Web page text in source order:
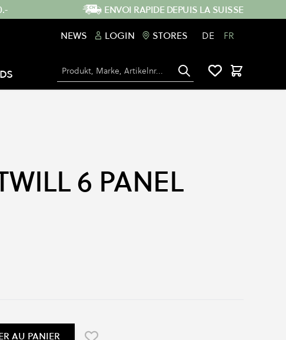
ENVOI RAPIDE DEPUIS LA SUISSE
NEWS
LOGIN STORES DE FR
Chercher Panier
6 PANEL
:
AU PANIER